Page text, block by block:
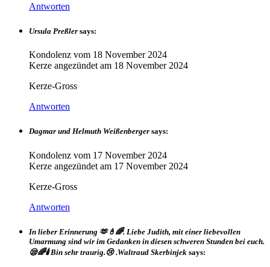
Antworten
Ursula Preßler says:
Kondolenz vom 18 November 2024
Kerze angezündet am 18 November 2024
Kerze-Gross
Antworten
Dagmar und Helmuth Weißenberger says:
Kondolenz vom 17 November 2024
Kerze angezündet am 17 November 2024
Kerze-Gross
Antworten
In lieber Erinnerung 🫶🕯🌈. Liebe Judith, mit einer liebevollen
Umarmung sind wir im Gedanken in diesen schweren Stunden bei euch.
😪🌈🕯 Bin sehr traurig.😢 .Waltraud Skerbinjek says: